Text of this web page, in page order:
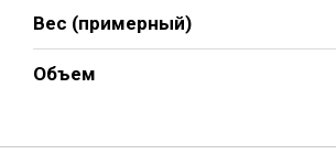
Вес (примерный)
Объем